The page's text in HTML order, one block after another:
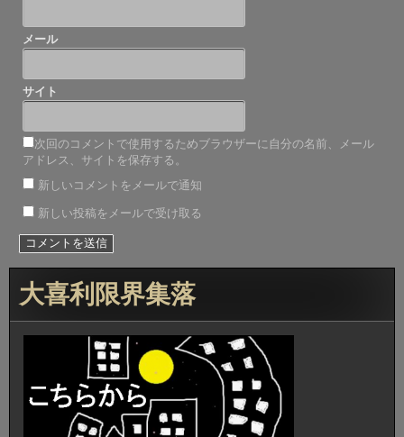
メール
サイト
次回のコメントで使用するためブラウザーに自分の名前、メール
アドレス、サイトを保存する。
新しいコメントをメールで通知
新しい投稿をメールで受け取る
大喜利限界集落